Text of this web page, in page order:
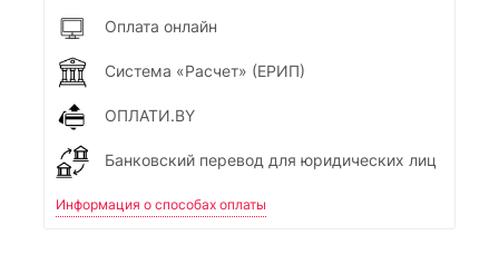
Оплата онлайн
Система «Расчет» (ЕРИП)
ОПЛАТИ.BY
Банковский перевод для юридических лиц
Информация о способах оплаты